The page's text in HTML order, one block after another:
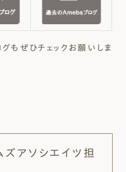
もぜひチェックお願いしま
アソシエイツ担